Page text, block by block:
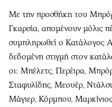
Με την προσθήκη του
Γκαρσία, απομένουν μόλις
συμπληρωθεί ο Κατάλογος
δεδομένη στιγμή στον
οι: Μπέλετς, Περέιρα,
Σταφυλίδης, Μεουέρ,
Μάγιερ, Κόρμπου,